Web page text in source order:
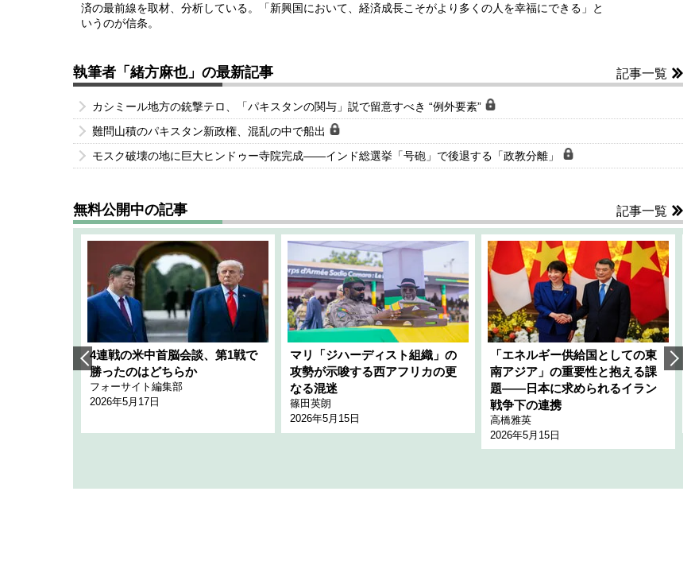
済の最前線を取材、分析している。「新興国において、経済成長こそがより多くの人を幸福にできる」と
いうのが信条。
執筆者「緒方麻也」の最新記事 記事一覧
カシミール地方の銃撃テロ、「パキスタンの関与」説で留意すべき “例外要素”
難問山積のパキスタン新政権、混乱の中で船出
モスク破壊の地に巨大ヒンドゥー寺院完成――インド総選挙「号砲」で後退する「政教分離」
無料公開中の記事 記事一覧
4連戦の米中首脳会談、第1戦で
勝ったのはどちらか
フォーサイト編集部
2026年5月17日
マリ「ジハーディスト組織」の
攻勢が示唆する西アフリカの更
なる混迷
篠田英朗
2026年5月15日
「エネルギー供給国としての東
南アジア」の重要性と抱える課
題――日本に求められるイラン
戦争下の連携
高橋雅英
2026年5月15日